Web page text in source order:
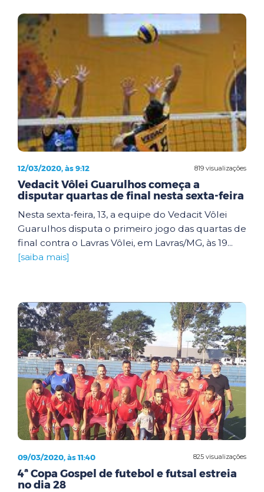
819 visualizações
12/03/2020, às 9:12
Vedacit Vôlei Guarulhos começa a
disputar quartas de final nesta sexta-feira
Nesta sexta-feira, 13, a equipe do Vedacit Vôlei
Guarulhos disputa o primeiro jogo das quartas de
final contra o Lavras Vôlei, em Lavras/MG, às 19...
[saiba mais]
825 visualizações
09/03/2020, às 11:40
4ª Copa Gospel de futebol e futsal estreia
no dia 28